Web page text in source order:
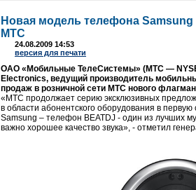
Новая модель телефона Samsung
МТС
24.08.2009 14:53
версия для печати
ОАО «Мобильные ТелеСистемы» (МТС — NYSE:
Electronics, ведущий производитель
продаж в розничной сети МТС нового
«МТС продолжает серию эксклюзивных
в области абонентского оборудования в
Samsung – телефон BEATDJ - один из лучших
важно хорошее качество звука», - отметил